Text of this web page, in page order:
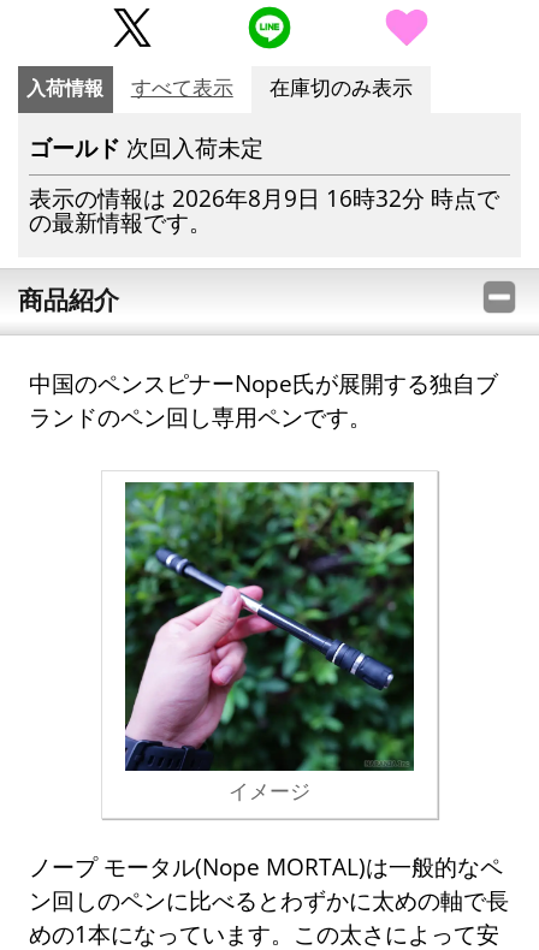
入荷情報 すべて表示 在庫切のみ表示
ゴールド 次回入荷未定
表示の情報は 2026年8月9日 16時32分 時点で
の最新情報です。
商品紹介
中国のペンスピナーNope氏が展開する独自ブ
ランドのペン回し専用ペンです。
イメージ
ノープ モータル(Nope MORTAL)は一般的なペ
ン回しのペンに比べるとわずかに太めの軸で長
めの1本になっています。この太さによって安